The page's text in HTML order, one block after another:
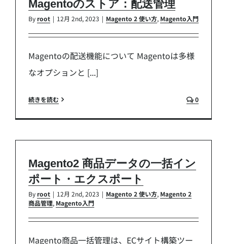
Magentoのストア：配送管理
By root | 12月 2nd, 2023 | Magento 2 使い方, Magento入門
Magentoの配送機能について Magentoは多様
なオプションと [...]
続きを読む 0
Magento2 商品データの一括イン
ポート・エクスポート
By root | 12月 2nd, 2023 | Magento 2 使い方, Magento 2
商品管理, Magento入門
Magento商品一括管理は、ECサイト構築ツー